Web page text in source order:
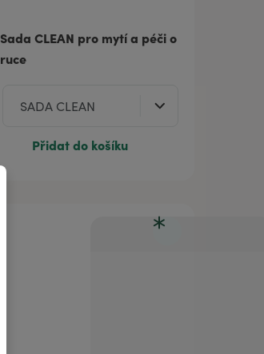
Sada CLEAN pro mytí a péči o
ruce
Přidat do košíku